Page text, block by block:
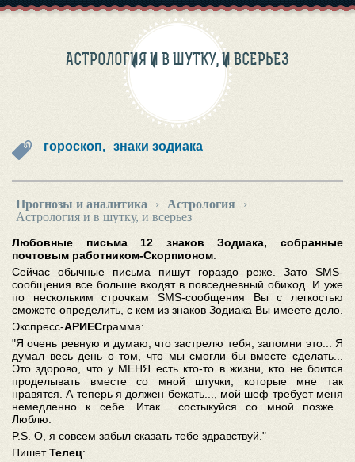
АСТРОЛОГИЯ И В ШУТКУ, И ВСЕРЬЕЗ
гороскоп, знаки зодиака
Прогнозы и аналитика › Астрология
›
Астрология и в шутку, и всерьез
Любовные письма 12 знаков Зодиака, собранные
почтовым работником-Скорпионом
Сейчас обычные письма пишут гораздо реже. Зато SMS-
сообщения все больше входят в повседневный обиход. И уже
по нескольким строчкам SMS-сообщения Вы с легкостью
сможете определить, с кем из знаков Зодиака Вы имеете дело.
Экспресс-АРИЕСграмма:
"Я очень ревную и думаю, что застрелю тебя, запомни это... Я
думал весь день о том, что мы смогли бы вместе сделать...
Это здорово, что у МЕНЯ есть кто-то в жизни, кто не боится
проделывать вместе со мной штучки, которые мне так
нравятся. А теперь я должен бежать..., мой шеф требует меня
немедленно к себе. Итак... состыкуйся со мной позже...
Люблю.
P.S. О, я совсем забыл сказать тебе здравствуй."
ПишетТелец: